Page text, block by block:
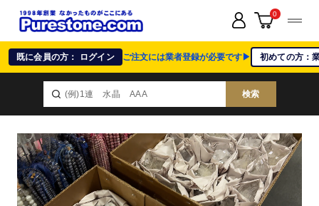
既に会員の方： ログイン ご注文には業者登録が必要です▶ 初めての方：
検索
0